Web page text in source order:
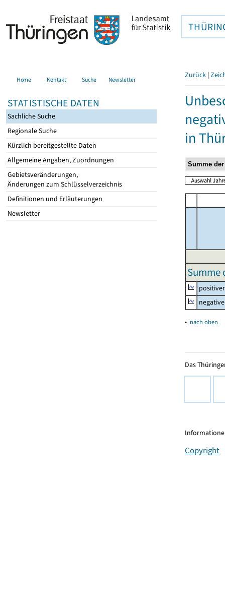
Home Kontakt Suche Newsletter
STATISTISCHE DATEN
Sachliche Suche
Regionale Suche
Kürzlich bereitgestellte Daten
Allgemeine Angaben, Zuordnungen
Gebietsveränderungen,
Änderungen zum Schlüsselverzeichnis
Definitionen und Erläuterungen
Newsletter
Zurück |
in
Summe
▴ nach oben
Das
Copyright